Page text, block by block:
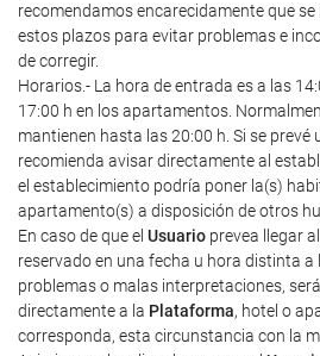
recomendamos encarecidamente que
estos plazos para evitar problemas e
de corregir.
Horarios.- La hora de entrada es a las
17:00 h en los apartamentos.
mantienen hasta las 20:00 h. Si se prevé
recomienda avisar directamente al
el establecimiento podría poner la(s)
apartamento(s) a disposición de otros
En caso de que el Usuario prevea llegar
reservado en una fecha u hora distinta
problemas o malas interpretaciones,
directamente a la Plataforma, hotel o
corresponda, esta circunstancia con la